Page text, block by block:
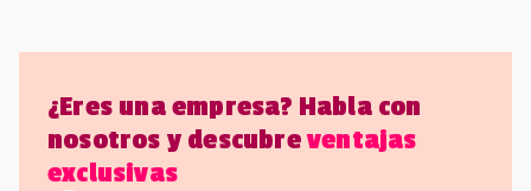
¿Eres una empresa? Habla con
nosotros y descubreventajas
exclusivas